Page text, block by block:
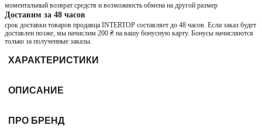
моментальный возврат средств и возможность обмена на другой размер
Доставим за 48 часов
срок доставки товаров продавца INTERTOP составляет до 48 часов. Если заказ будет
доставлен позже, мы начислим 200 ₴ на вашу бонусную карту. Бонусы начисляются
только за полученные заказы.
ХАРАКТЕРИСТИКИ
ОПИСАНИЕ
ПРО БРЕНД